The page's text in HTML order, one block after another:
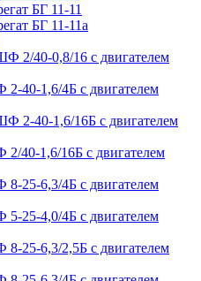
БГ 11-11
БГ 11-11а
2/40-0,8/16 с двигателем
40-1,6/4Б с двигателем
2-40-1,6/16Б с двигателем
40-1,6/16Б с двигателем
25-6,3/4Б с двигателем
25-4,0/4Б с двигателем
25-6,3/2,5Б с двигателем